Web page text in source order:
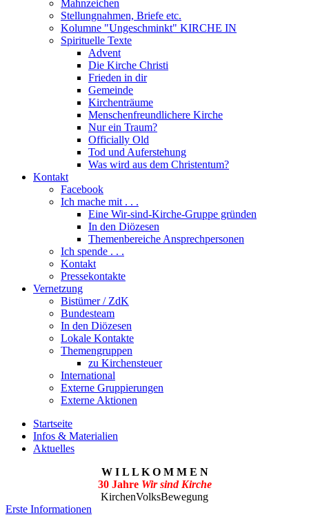
Mahnzeichen
Stellungnahmen, Briefe etc.
Kolumne "Ungeschminkt" KIRCHE IN
Spirituelle Texte
Advent
Die Kirche Christi
Frieden in dir
Gemeinde
Kirchenträume
Menschenfreundlichere Kirche
Nur ein Traum?
Officially Old
Tod und Auferstehung
Was wird aus dem Christentum?
Kontakt
Facebook
Ich mache mit . . .
Eine Wir-sind-Kirche-Gruppe gründen
In den Diözesen
Themenbereiche Ansprechpersonen
Ich spende . . .
Kontakt
Pressekontakte
Vernetzung
Bistümer / ZdK
Bundesteam
In den Diözesen
Lokale Kontakte
Themengruppen
zu Kirchensteuer
International
Externe Gruppierungen
Externe Aktionen
Startseite
Infos & Materialien
Aktuelles
W I L L K O M M E N
30 Jahre Wir sind Kirche
KirchenVolksBewegung
Erste Informationen